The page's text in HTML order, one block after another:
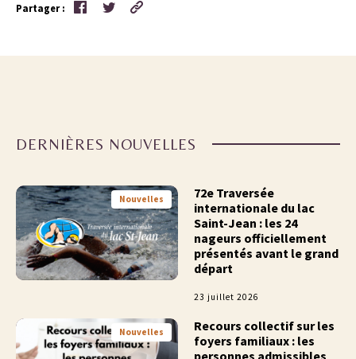
Partager :
DERNIÈRES NOUVELLES
Nouvelles
72e Traversée
internationale du lac
Saint-Jean : les 24
nageurs officiellement
présentés avant le grand
départ
23 juillet 2026
Nouvelles
Recours collectif sur les
foyers familiaux : les
personnes admissibles